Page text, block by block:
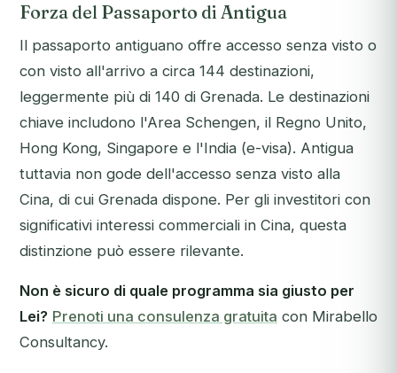
Forza del Passaporto di Antigua
Il passaporto antiguano offre accesso senza visto o
con visto all'arrivo a circa 144 destinazioni,
leggermente più di 140 di Grenada. Le destinazioni
chiave includono l'Area Schengen, il Regno Unito,
Hong Kong, Singapore e l'India (e-visa). Antigua
tuttavia non gode dell'accesso senza visto alla
Cina, di cui Grenada dispone. Per gli investitori con
significativi interessi commerciali in Cina, questa
distinzione può essere rilevante.
Non è sicuro di quale programma sia giusto per
Lei? Prenoti una consulenza gratuita con Mirabello
Consultancy.